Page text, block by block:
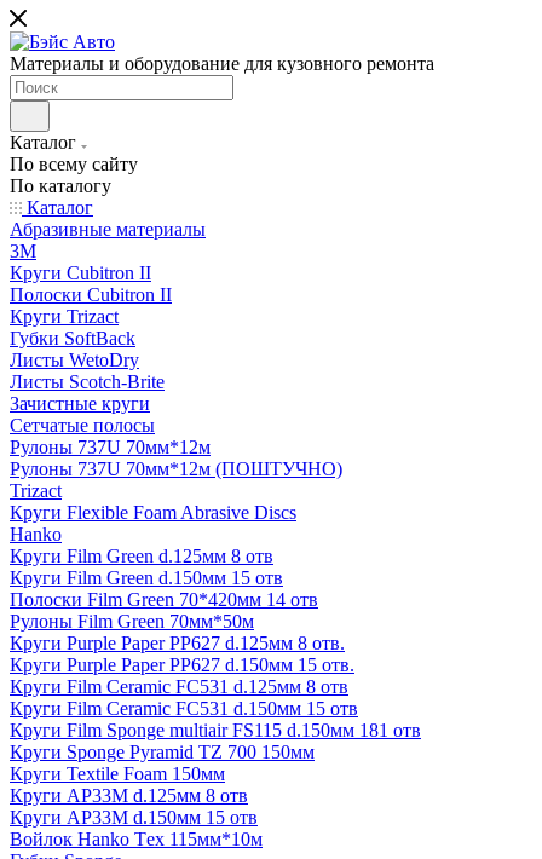
Материалы и оборудование для кузовного ремонта
Каталог
По всему сайту
По каталогу
Каталог
Абразивные материалы
3M
Круги Cubitron II
Полоски Cubitron II
Круги Trizact
Губки SoftBack
Листы WetoDry
Листы Scotch-Brite
Зачистные круги
Сетчатые полосы
Рулоны 737U 70мм*12м
Рулоны 737U 70мм*12м (ПОШТУЧНО)
Trizact
Круги Flexible Foam Abrasive Discs
Hanko
Круги Film Green d.125мм 8 отв
Круги Film Green d.150мм 15 отв
Полоски Film Green 70*420мм 14 отв
Рулоны Film Green 70мм*50м
Круги Purple Paper PP627 d.125мм 8 отв.
Круги Purple Paper PP627 d.150мм 15 отв.
Круги Film Ceramic FC531 d.125мм 8 отв
Круги Film Ceramic FC531 d.150мм 15 отв
Круги Film Sponge multiair FS115 d.150мм 181 отв
Круги Sponge Pyramid TZ 700 150мм
Круги Textile Foam 150мм
Круги AP33M d.125мм 8 отв
Круги AP33M d.150мм 15 отв
Войлок Hanko Tех 115мм*10м